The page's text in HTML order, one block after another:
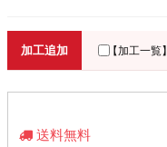
加工追加 【加工一覧】
送料無料